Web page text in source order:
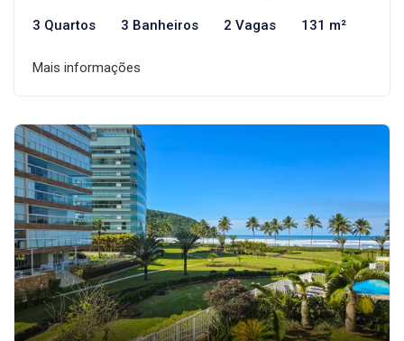
3 Quartos 3 Banheiros 2 Vagas 131 m²
Mais informações